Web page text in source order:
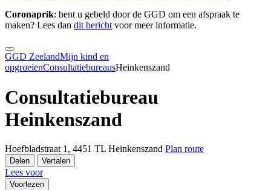
Coronaprik: bent u gebeld door de GGD om een afspraak te
maken? Lees dan dit berichtvoor meer informatie.
GGD ZeelandMijn kind en
opgroeienConsultatiebureausHeinkenszand
Consultatiebureau
Heinkenszand
Hoefbladstraat 1, 4451 TL Heinkenszand Plan route
Delen Vertalen
Lees voor
Voorlezen